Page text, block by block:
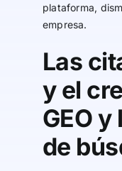
plataforma,
empresa.
Las
y el
GEO
de